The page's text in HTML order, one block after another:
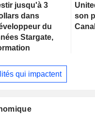
jusqu'à 3
dans
du
Stargate,
son
Canal
qui impactent